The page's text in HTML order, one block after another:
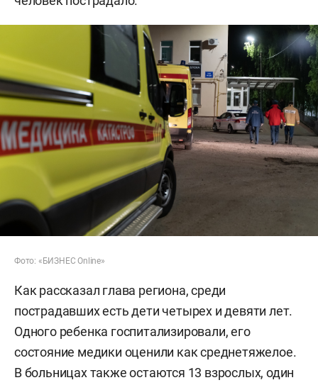
Фото: «БИЗНЕС Online»
Как рассказал глава региона, среди
пострадавших есть дети четырех и девяти лет.
Одного ребенка госпитализировали, его
состояние медики оценили как среднетяжелое.
В больницах также остаются 13 взрослых, один